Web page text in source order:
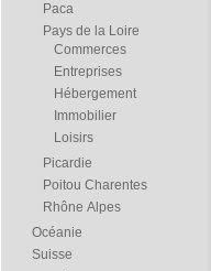
Paca
Pays de la Loire
Commerces
Entreprises
Hébergement
Immobilier
Loisirs
Picardie
Poitou Charentes
Rhône Alpes
Océanie
Suisse